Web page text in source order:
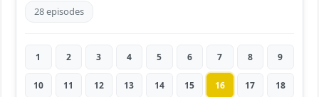
28 episodes
1 2 3 4 5 6 7 8 9
10 11 12 13 14 15 16 17 18